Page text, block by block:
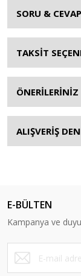
SORU & CEVAP
TAKSİT
ÖNERİLERİNİZ
ALIŞVERİŞ
E-BÜLTEN
Kampanya ve